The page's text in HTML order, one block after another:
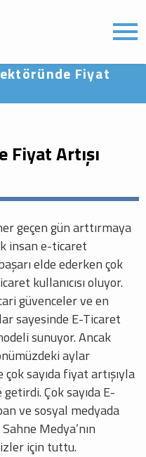
Fiyat
Fiyat Artışı
geçen gün arttırmaya
insan e-ticaret
elde ederken çok
kullanıcısı oluyor.
güvenceler ve en
sayesinde E-Ticaret
sunuyor. Ancak
aylar
sayıda fiyat artışıyla
Çok sayıda E-
ve sosyal medyada
Medya’nın
için tuttu.